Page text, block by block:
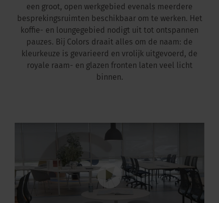
een groot, open werkgebied evenals meerdere
besprekingsruimten beschikbaar om te werken. Het
koffie- en loungegebied nodigt uit tot ontspannen
pauzes. Bij Colors draait alles om de naam: de
kleurkeuze is gevarieerd en vrolijk uitgevoerd, de
royale raam- en glazen fronten laten veel licht
binnen.